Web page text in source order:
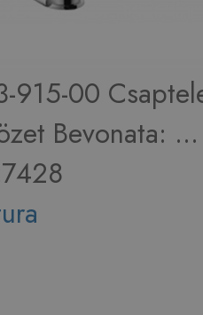
915-00
Bevonata: ...